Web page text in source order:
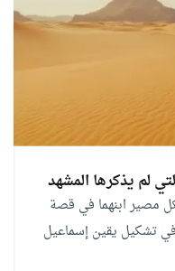
لم يذكرها المشهد
مصير ابنهما في قصة
تشكيل يقين إسماعيل